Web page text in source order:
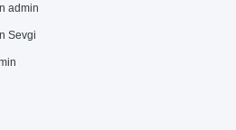
admin
Sevgi